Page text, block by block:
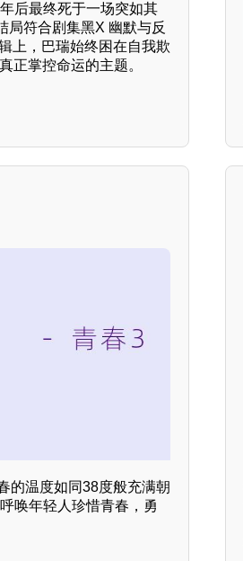
后最终死于一场突如其
局符合剧集黑X 幽默与反
上，巴瑞始终困在自我欺
正掌控命运的主题。
的温度如同38度般充满朝
唤年轻人珍惜青春，勇